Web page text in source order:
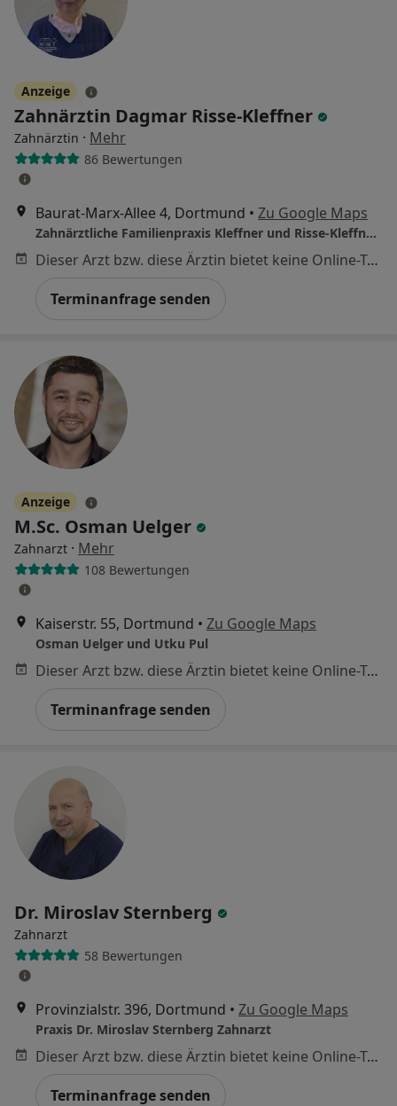
Anzeige
Zahnärztin Dagmar Risse-Kleffner
Zahnärztin · Mehr
86 Bewertungen
Baurat-Marx-Allee 4, Dortmund • Zu Google Maps
Zahnärztliche Familienpraxis Kleffner und Risse-Kleffner | Gemeinschaftspraxis | Zahnarzt in Dortmund |
Dieser Arzt bzw. diese Ärztin bietet keine Online-Terminbuchung an diesem Standort an.
Terminanfrage senden
Anzeige
M.Sc. Osman Uelger
Zahnarzt · Mehr
108 Bewertungen
Kaiserstr. 55, Dortmund • Zu Google Maps
Osman Uelger und Utku Pul
Dieser Arzt bzw. diese Ärztin bietet keine Online-Terminbuchung an diesem Standort an.
Terminanfrage senden
Dr. Miroslav Sternberg
Zahnarzt
58 Bewertungen
Provinzialstr. 396, Dortmund • Zu Google Maps
Praxis Dr. Miroslav Sternberg Zahnarzt
Dieser Arzt bzw. diese Ärztin bietet keine Online-Terminbuchung an diesem Standort an.
Terminanfrage senden